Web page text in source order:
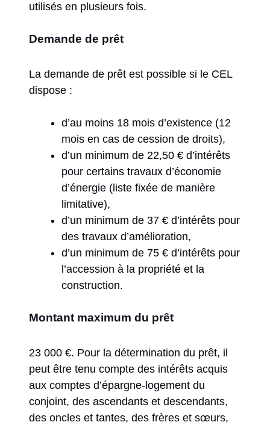
utilisés en plusieurs fois.
Demande de prêt
La demande de prêt est possible si le CEL
dispose :
d’au moins 18 mois d’existence (12
mois en cas de cession de droits),
d’un minimum de 22,50 € d’intérêts
pour certains travaux d’économie
d’énergie (liste fixée de manière
limitative),
d’un minimum de 37 € d’intérêts pour
des travaux d’amélioration,
d’un minimum de 75 € d’intérêts pour
l’accession à la propriété et la
construction.
Montant maximum du prêt
23 000 €. Pour la détermination du prêt, il
peut être tenu compte des intérêts acquis
aux comptes d’épargne-logement du
conjoint, des ascendants et descendants,
des oncles et tantes, des frères et sœurs,